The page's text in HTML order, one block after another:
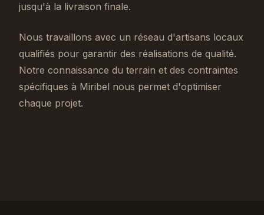
jusqu'à la livraison finale.
Nous travaillons avec un réseau d'artisans locaux
qualifiés pour garantir des réalisations de qualité.
Notre connaissance du terrain et des contraintes
spécifiques à Miribel nous permet d'optimiser
chaque projet.